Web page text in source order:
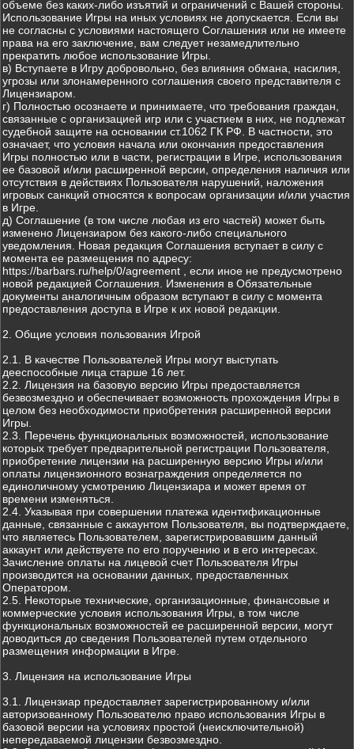
объеме без каких-либо изъятий и ограничений с Вашей стороны.
Использование Игры на иных условиях не допускается. Если вы
не согласны с условиями настоящего Соглашения или не имеете
права на его заключение, вам следует незамедлительно
прекратить любое использование Игры.
в) Вступаете в Игру добровольно, без влияния обмана, насилия,
угрозы или злонамеренного соглашения своего представителя с
Лицензиаром.
г) Полностью осознаете и принимаете, что требования граждан,
связанные с организацией игр или с участием в них, не подлежат
судебной защите на основании ст.1062 ГК РФ. В частности, это
означает, что условия начала или окончания предоставления
Игры полностью или в части, регистрации в Игре, использования
ее базовой и/или расширенной версии, определения наличия или
отсутствия в действиях Пользователя нарушений, наложения
игровых санкций относятся к вопросам организации и/или участия
в Игре.
д) Соглашение (в том числе любая из его частей) может быть
изменено Лицензиаром без какого-либо специального
уведомления. Новая редакция Соглашения вступает в силу с
момента ее размещения по адресу:
https://barbars.ru/help/0/agreement , если иное не предусмотрено
новой редакцией Соглашения. Изменения в Обязательные
документы аналогичным образом вступают в силу с момента
предоставления доступа в Игре к их новой редакции.
2. Общие условия пользования Игрой
2.1. В качестве Пользователей Игры могут выступать
дееспособные лица старше 16 лет.
2.2. Лицензия на базовую версию Игры предоставляется
безвозмездно и обеспечивает возможность прохождения Игры в
целом без необходимости приобретения расширенной версии
Игры.
2.3. Перечень функциональных возможностей, использование
которых требует предварительной регистрации Пользователя,
приобретение лицензии на расширенную версию Игры и/или
оплаты лицензионного вознаграждения определяется по
единоличному усмотрению Лицензиара и может время от
времени изменяться.
2.4. Указывая при совершении платежа идентификационные
данные, связанные с аккаунтом Пользователя, вы подтверждаете,
что являетесь Пользователем, зарегистрировавшим данный
аккаунт или действуете по его поручению и в его интересах.
Зачисление оплаты на лицевой счет Пользователя Игры
производится на основании данных, предоставленных
Оператором.
2.5. Некоторые технические, организационные, финансовые и
коммерческие условия использования Игры, в том числе
функциональных возможностей ее расширенной версии, могут
доводиться до сведения Пользователей путем отдельного
размещения информации в Игре.
3. Лицензия на использование Игры
3.1. Лицензиар предоставляет зарегистрированному и/или
авторизованному Пользователю право использования Игры в
базовой версии на условиях простой (неисключительной)
непередаваемой лицензии безвозмездно.